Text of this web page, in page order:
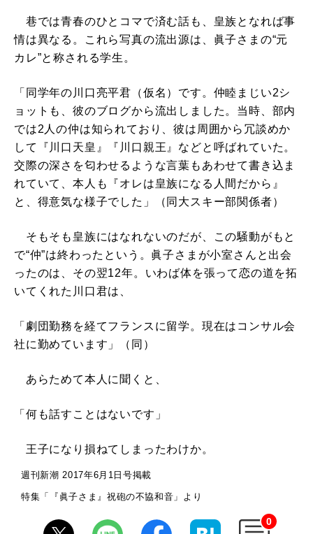
巷では青春のひとコマで済む話も、皇族となれば事
情は異なる。これら写真の流出源は、眞子さまの“元
カレ”と称される学生。
「同学年の川口亮平君（仮名）です。仲睦まじい2シ
ョットも、彼のブログから流出しました。当時、部内
では2人の仲は知られており、彼は周囲から冗談めか
して『川口天皇』『川口親王』などと呼ばれていた。
交際の深さを匂わせるような言葉もあわせて書き込ま
れていて、本人も『オレは皇族になる人間だから』
と、得意気な様子でした」（同大スキー部関係者）
そもそも皇族にはなれないのだが、この騒動がもと
で“仲”は終わったという。眞子さまが小室さんと出会
ったのは、その翌12年。いわば体を張って恋の道を拓
いてくれた川口君は、
「劇団勤務を経てフランスに留学。現在はコンサル会
社に勤めています」（同）
あらためて本人に聞くと、
「何も話すことはないです」
王子になり損ねてしまったわけか。
週刊新潮 2017年6月1日号掲載
特集「『眞子さま』祝砲の不協和音」より
0